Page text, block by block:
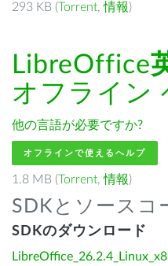
293 KB (Torrent,情報)
LibreOffice
オフライン
他の言語が必要ですか?
オフラインで使えるヘルプ
1.8 MB (Torrent,情報)
SDKとソースコ
SDKのダウンロード